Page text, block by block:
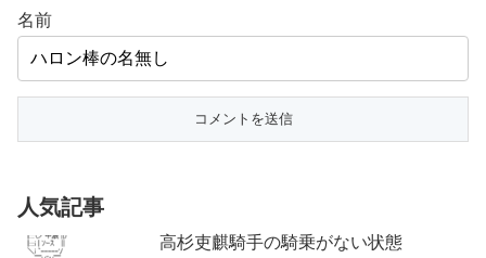
名前
人気記事
高杉吏麒騎手の騎乗がない状態